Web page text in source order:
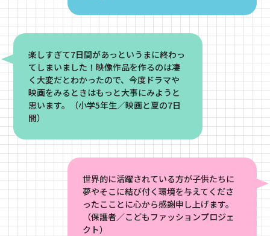
楽しすぎて7日間があっというまに終わっ
てしまいました！映像作品を作るのは凄
く大変だとわかったので、今度ドラマや
映画をみるときはもっと大事にみようと
思います。（小学5年生／映画と夏の7日
間）
世界的に活躍されている方が子供たちに
夢やそこに結び付く環境を与えてくださ
ったこことに心から感謝申し上げます。
（保護者／こどもファッションプロジェ
クト）